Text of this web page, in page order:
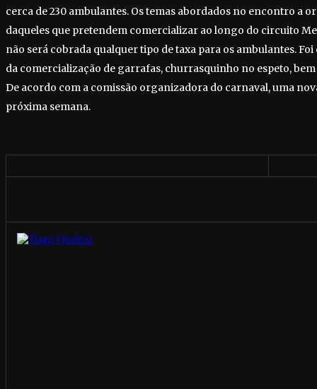
cerca de 230 ambulantes. Os temas abordados no encontro a
daqueles que pretendem comercializar ao longo do circuito
não será cobrada qualquer tipo de taxa para os ambulantes.
da comercialização de garrafas, churrasquinho no espeto,
De acordo com a comissão organizadora do carnaval, uma
próxima semana.